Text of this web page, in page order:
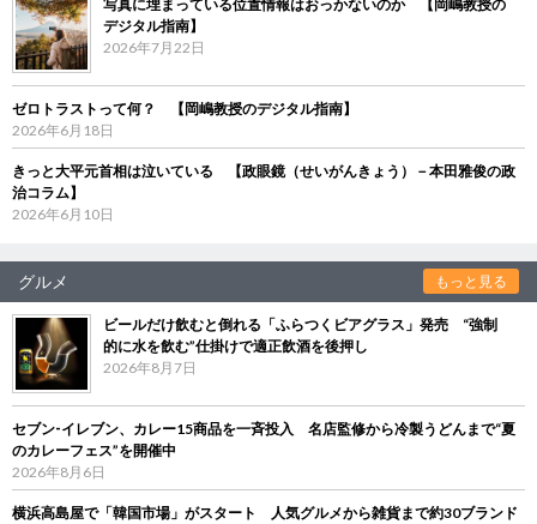
写真に埋まっている位置情報はおっかないのか 【岡嶋教授の
デジタル指南】
2026年7月22日
ゼロトラストって何？ 【岡嶋教授のデジタル指南】
2026年6月18日
きっと大平元首相は泣いている 【政眼鏡（せいがんきょう）－本田雅俊の政
治コラム】
2026年6月10日
グルメ もっと見る
ビールだけ飲むと倒れる「ふらつくビアグラス」発売 “強制
的に水を飲む”仕掛けで適正飲酒を後押し
2026年8月7日
セブン‐イレブン、カレー15商品を一斉投入 名店監修から冷製うどんまで“夏
のカレーフェス”を開催中
2026年8月6日
横浜高島屋で「韓国市場」がスタート 人気グルメから雑貨まで約30ブランド